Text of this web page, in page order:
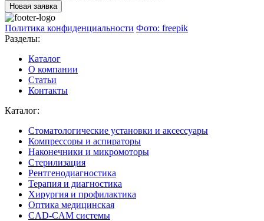
Новая заявка
Политика конфиденциальности Фото: freepik
Разделы:
Каталог
О компании
Статьи
Контакты
Каталог:
Стоматологические установки и аксессуары
Компрессоры и аспираторы
Наконечники и микромоторы
Стерилизация
Рентгенодиагностика
Терапия и диагностика
Хирургия и профилактика
Оптика медицинская
CAD-CAM системы